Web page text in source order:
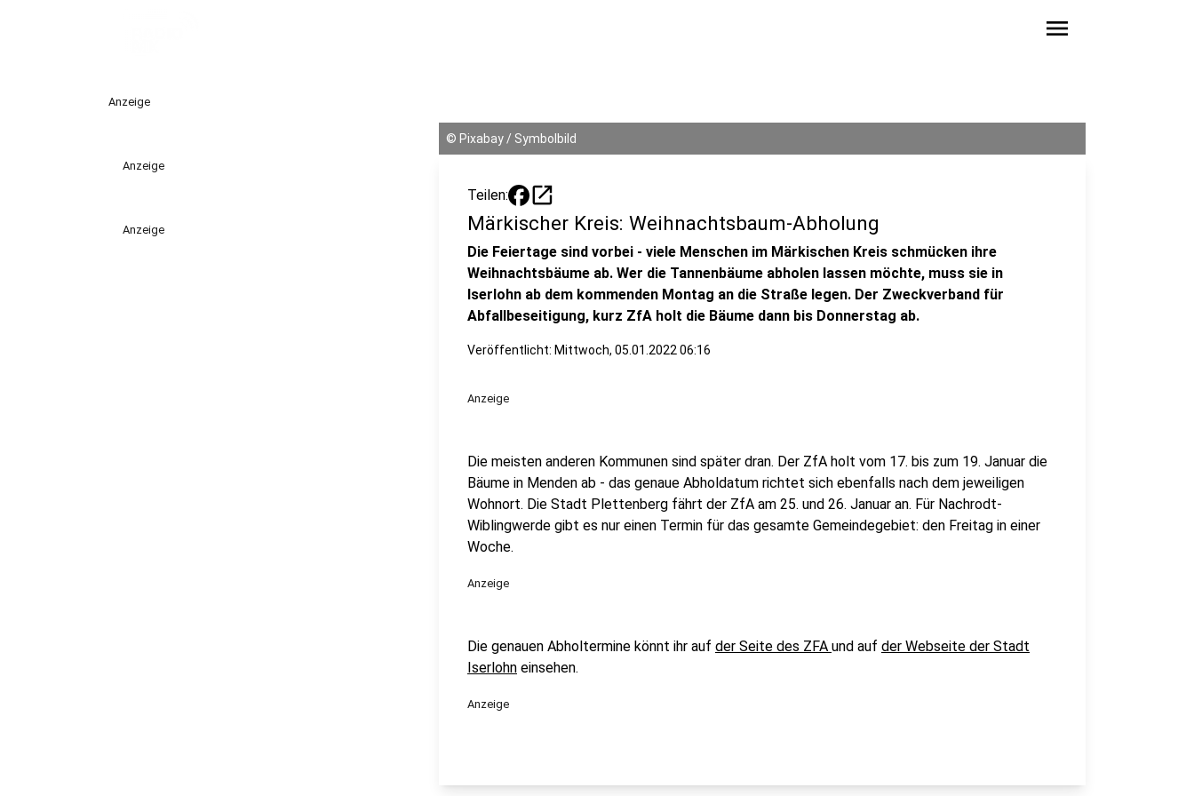
menu
Anzeige
Anzeige
Anzeige
© Pixabay / Symbolbild
Teilen: open_in_new
Märkischer Kreis: Weihnachtsbaum-Abholung
Die Feiertage sind vorbei - viele Menschen im Märkischen Kreis schmücken ihre
Weihnachtsbäume ab. Wer die Tannenbäume abholen lassen möchte, muss sie in
Iserlohn ab dem kommenden Montag an die Straße legen. Der Zweckverband für
Abfallbeseitigung, kurz ZfA holt die Bäume dann bis Donnerstag ab.
Veröffentlicht: Mittwoch, 05.01.2022 06:16
Anzeige
Die meisten anderen Kommunen sind später dran. Der ZfA holt vom 17. bis zum 19. Januar die
Bäume in Menden ab - das genaue Abholdatum richtet sich ebenfalls nach dem jeweiligen
Wohnort. Die Stadt Plettenberg fährt der ZfA am 25. und 26. Januar an. Für Nachrodt-
Wiblingwerde gibt es nur einen Termin für das gesamte Gemeindegebiet: den Freitag in einer
Woche.
Anzeige
Die genauen Abholtermine könnt ihr auf der Seite des ZFA und auf der Webseite der Stadt
Iserlohn einsehen.
Anzeige